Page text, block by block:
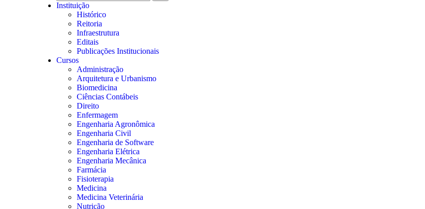
Instituição
Histórico
Reitoria
Infraestrutura
Editais
Publicações Institucionais
Cursos
Administração
Arquitetura e Urbanismo
Biomedicina
Ciências Contábeis
Direito
Enfermagem
Engenharia Agronômica
Engenharia Civil
Engenharia de Software
Engenharia Elétrica
Engenharia Mecânica
Farmácia
Fisioterapia
Medicina
Medicina Veterinária
Nutrição